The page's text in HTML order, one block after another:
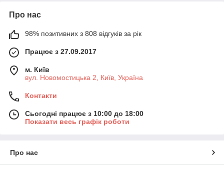
Про нас
98% позитивних з 808 відгуків за рік
Працює з 27.09.2017
м. Київ
вул. Новомостицька 2, Київ, Україна
Контакти
Сьогодні працює з 10:00 до 18:00
Показати весь графік роботи
Про нас